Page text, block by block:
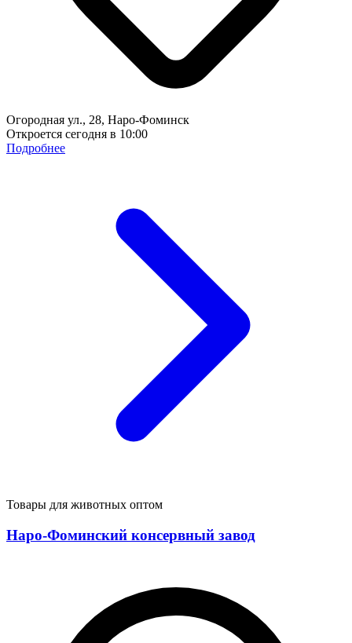
Огородная ул., 28, Наро-Фоминск
Откроется сегодня в 10:00
Подробнее
Товары для животных оптом
Наро-Фоминский консервный завод